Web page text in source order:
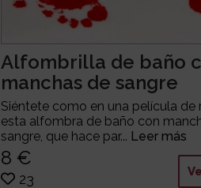
Alfombrilla de baño
manchas de sangre
Siéntete como en una película de
esta alfombra de baño con
sangre, que hace par... Leer más
8 €
23